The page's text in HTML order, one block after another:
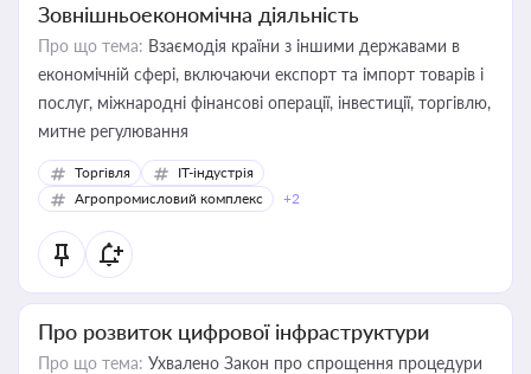
Зовнішньоекономічна діяльність
Про що тема: Взаємодія країни з іншими державами в
економічній сфері, включаючи експорт та імпорт товарів і
послуг, міжнародні фінансові операції, інвестиції, торгівлю,
митне регулювання
Торгівля
IT-індустрія
Агропромисловий комплекс
+2
Про розвиток цифрової інфраструктури
Про що тема: Ухвалено Закон про спрощення процедури